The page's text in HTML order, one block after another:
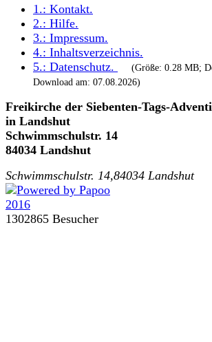
1.: Kontakt.
2.: Hilfe.
3.: Impressum.
4.: Inhaltsverzeichnis.
5.: Datenschutz.
(Größe: 0.28 MB;
Download am: 07.08.2026)
Freikirche der Siebenten-Tags-
in Landshut
Schwimmschulstr. 14
84034 Landshut
Schwimmschulstr. 14,84034 Landshut
1302865 Besucher